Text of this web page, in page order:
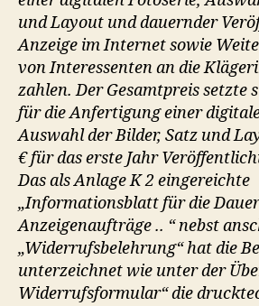
und Layout und dauernder
Anzeige im Internet sowie
von Interessenten an die
zahlen. Der Gesamtpreis setzte
für die Anfertigung einer
Auswahl der Bilder, Satz und
€ für das erste Jahr
Das als Anlage K 2 eingereichte
„Informationsblatt für die
Anzeigenaufträge .. “ nebst
„Widerrufsbelehrung“ hat die
unterzeichnet wie unter der
Widerrufsformular“ die